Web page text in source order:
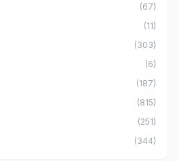
(67)
(11)
(303)
(6)
(187)
(815)
(251)
(344)